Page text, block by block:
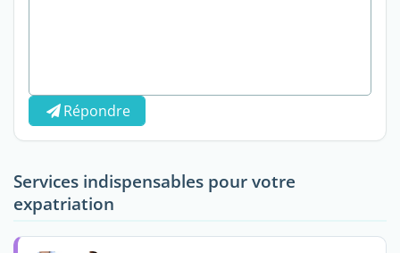
Répondre
Services indispensables pour votre
expatriation